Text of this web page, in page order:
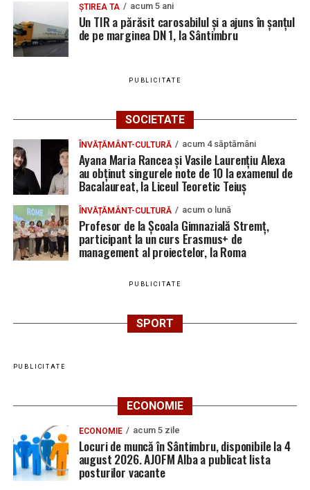
ȘTIREA TA acum 5 ani
Un TIR a părăsit carosabilul și a ajuns în șanțul
de pe marginea DN 1, la Sântimbru
PUBLICITATE
SOCIETATE
ÎNVĂȚĂMÂNT-CULTURĂ acum 4 săptămâni
Ayana Maria Rancea și Vasile Laurențiu Alexa
au obținut singurele note de 10 la examenul de
Bacalaureat, la Liceul Teoretic Teiuș
ÎNVĂȚĂMÂNT-CULTURĂ acum o lună
Profesor de la Școala Gimnazială Stremț,
participant la un curs Erasmus+ de
management al proiectelor, la Roma
PUBLICITATE
SPORT
PUBLICITATE
ECONOMIE
ECONOMIE acum 5 zile
Locuri de muncă în Sântimbru, disponibile la 4
august 2026. AJOFM Alba a publicat lista
posturilor vacante